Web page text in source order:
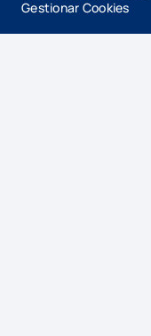
Gestionar Cookies